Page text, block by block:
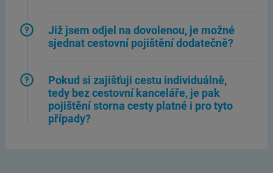
Již jsem odjel na dovolenou, je možné
sjednat cestovní pojištění dodatečně?
Pokud si zajišťuji cestu individuálně,
tedy bez cestovní kanceláře, je pak
pojištění storna cesty platné i pro tyto
případy?